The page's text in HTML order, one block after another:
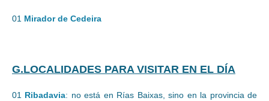
01 Mirador de Cedeira
G.LOCALIDADES PARA VISITAR EN EL DÍA
01 Ribadavia: no está en Rías Baixas, sino en la provincia de